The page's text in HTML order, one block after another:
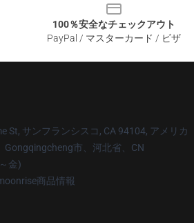
100％安全なチェックアウト
PayPal / マスターカード / ビザ
St, サンフランシスコ, CA 94104, アメリカ
Gongqingcheng市、河北省、CN
金)
商品情報